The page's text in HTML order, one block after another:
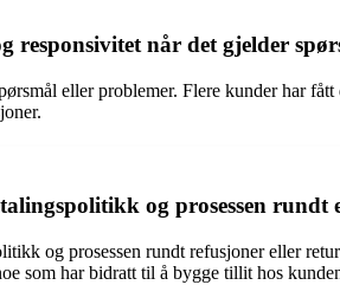
responsivitet når det gjelder
eller problemer. Flere kunder har
og prosessen rundt
og prosessen rundt refusjoner eller
som har bidratt til å bygge tillit hos